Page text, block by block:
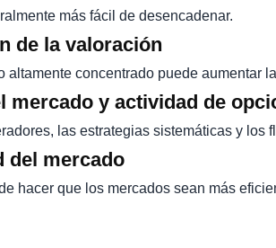
más fácil de desencadenar.
de la valoración
altamente concentrado puede aumentar
mercado y actividad de
las estrategias sistemáticas y
del mercado
hacer que los mercados sean más